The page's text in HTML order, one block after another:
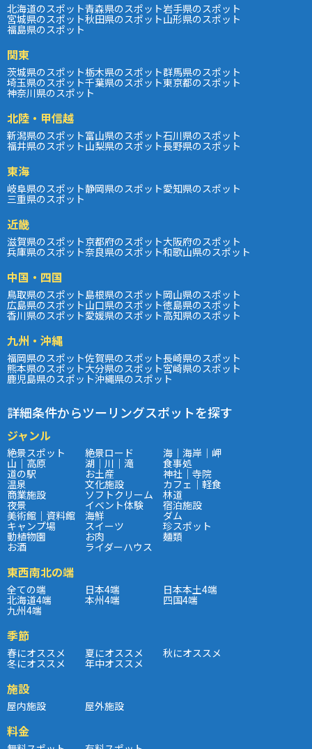
北海道のスポット青森県のスポット岩手県のスポット
宮城県のスポット秋田県のスポット山形県のスポット
福島県のスポット
関東
茨城県のスポット栃木県のスポット群馬県のスポット
埼玉県のスポット千葉県のスポット東京都のスポット
神奈川県のスポット
北陸・甲信越
新潟県のスポット富山県のスポット石川県のスポット
福井県のスポット山梨県のスポット長野県のスポット
東海
岐阜県のスポット静岡県のスポット愛知県のスポット
三重県のスポット
近畿
滋賀県のスポット京都府のスポット大阪府のスポット
兵庫県のスポット奈良県のスポット和歌山県のスポット
中国・四国
鳥取県のスポット島根県のスポット岡山県のスポット
広島県のスポット山口県のスポット徳島県のスポット
香川県のスポット愛媛県のスポット高知県のスポット
九州・沖縄
福岡県のスポット佐賀県のスポット長崎県のスポット
熊本県のスポット大分県のスポット宮崎県のスポット
鹿児島県のスポット沖縄県のスポット
詳細条件からツーリングスポットを探す
ジャンル
絶景スポット 絶景ロード 海｜海岸｜岬
山｜高原 湖｜川｜滝 食事処
道の駅 お土産 神社｜寺院
温泉 文化施設 カフェ｜軽食
商業施設 ソフトクリーム 林道
夜景 イベント体験 宿泊施設
美術館｜資料館 海鮮 ダム
キャンプ場 スイーツ 珍スポット
動植物園 お肉 麺類
お酒 ライダーハウス
東西南北の端
全ての端 日本4端 日本本土4端
北海道4端 本州4端 四国4端
九州4端
季節
春にオススメ 夏にオススメ 秋にオススメ
冬にオススメ 年中オススメ
施設
屋内施設 屋外施設
料金